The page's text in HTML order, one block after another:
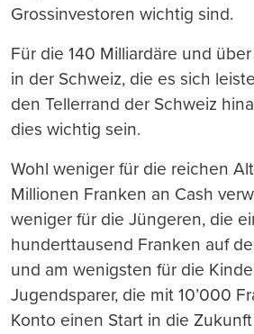
Grossinvestoren wichtig sind.
Für die 140 Milliardäre und
in der Schweiz, die es sich
den Tellerrand der Schweiz
dies wichtig sein.
Wohl weniger für die reichen
Millionen Franken an Cash
weniger für die Jüngeren, die
hunderttausend Franken auf
und am wenigsten für die
Jugendsparer, die mit 10’000
Konto einen Start in die